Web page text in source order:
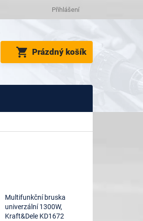
Přihlášení
NÁKUPNÍ
KOŠÍK
Prázdný košík
Multifunkční bruska
univerzální 1300W,
Kraft&Dele KD1672